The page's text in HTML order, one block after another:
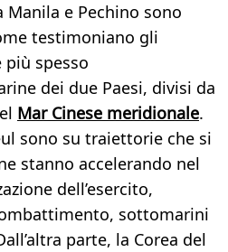
Manila e Pechino sono
testimoniano gli
più spesso
dei due Paesi, divisi da
Mar Cinese meridionale.
sono su traiettorie che si
stanno accelerando nel
dell’esercito,
sottomarini
parte, la Corea del